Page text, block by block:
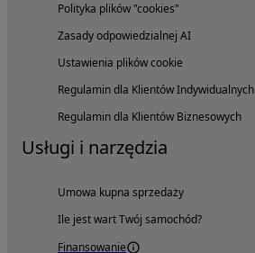
Polityka plików "cookies"
Zasady odpowiedzialnej AI
Ustawienia plików cookie
Regulamin dla Klientów Indywidualnych
Regulamin dla Klientów Biznesowych
Usługi i narzędzia
Umowa kupna sprzedaży
Ile jest wart Twój samochód?
Finansowanie